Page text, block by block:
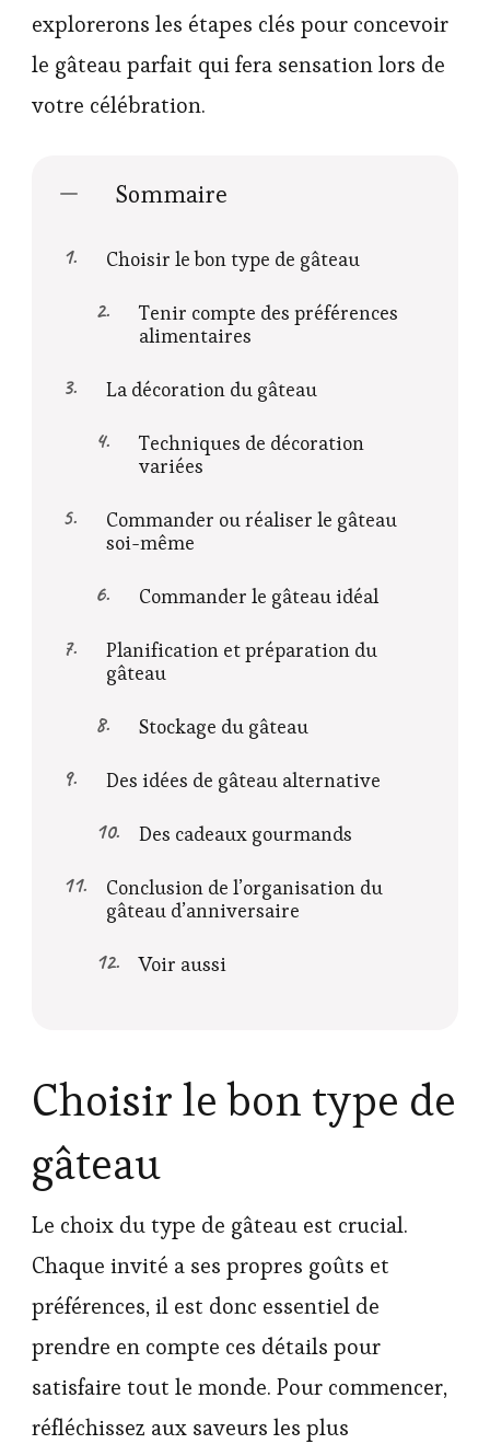
explorerons les étapes clés pour concevoir
le gâteau parfait qui fera sensation lors de
votre célébration.
Sommaire
Choisir le bon type de gâteau
Tenir compte des préférences
alimentaires
La décoration du gâteau
Techniques de décoration
variées
Commander ou réaliser le gâteau
soi-même
Commander le gâteau idéal
Planification et préparation du
gâteau
Stockage du gâteau
Des idées de gâteau alternative
Des cadeaux gourmands
Conclusion de l’organisation du
gâteau d’anniversaire
Voir aussi
Choisir le bon type de
gâteau
Le choix du type de gâteau est crucial.
Chaque invité a ses propres goûts et
préférences, il est donc essentiel de
prendre en compte ces détails pour
satisfaire tout le monde. Pour commencer,
réfléchissez aux saveurs les plus